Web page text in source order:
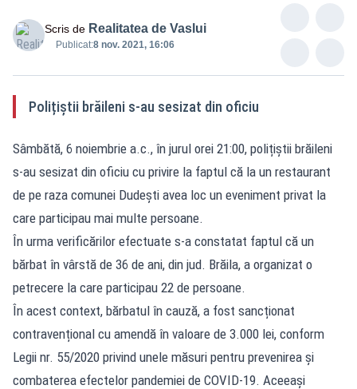
Scris de Realitatea de Vaslui
Publicat:8 nov. 2021, 16:06
Polițiștii brăileni s-au sesizat din oficiu
Sâmbătă, 6 noiembrie a.c., în jurul orei 21:00, polițiștii brăileni
s-au sesizat din oficiu cu privire la faptul că la un restaurant
de pe raza comunei Dudești avea loc un eveniment privat la
care participau mai multe persoane.
În urma verificărilor efectuate s-a constatat faptul că un
bărbat în vârstă de 36 de ani, din jud. Brăila, a organizat o
petrecere la care participau 22 de persoane.
În acest context, bărbatul în cauză, a fost sancționat
contravențional cu amendă în valoare de 3.000 lei, conform
Legii nr. 55/2020 privind unele măsuri pentru prevenirea și
combaterea efectelor pandemiei de COVID-19. Aceeași